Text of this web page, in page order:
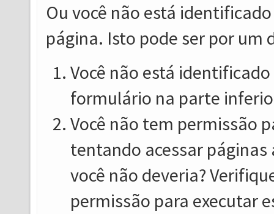
Ou você não está
página. Isto pode ser por um
Você não está
formulário na parte
Você não tem permissão
tentando acessar
você não deveria?
permissão para executar